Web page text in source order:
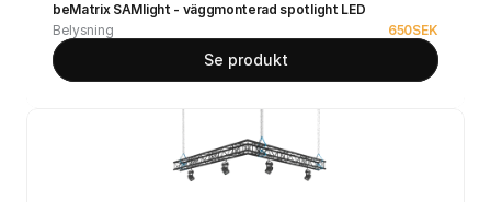
beMatrix SAMlight - väggmonterad spotlight LED
Belysning
650SEK
Se produkt